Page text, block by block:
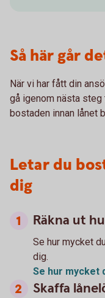
Så här går
När vi har fått din
gå igenom nästa
bostaden innan lånet
Letar du
dig
Räkna ut
Se hur mycket
dig.
Se hur mycket
Skaffa